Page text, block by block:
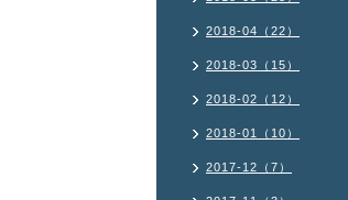
2018-04（22）
2018-03（15）
2018-02（12）
2018-01（10）
2017-12（7）